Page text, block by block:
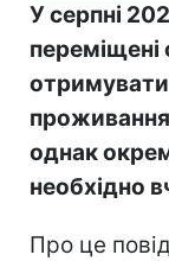
У серпні
однак
необхідно
Про це